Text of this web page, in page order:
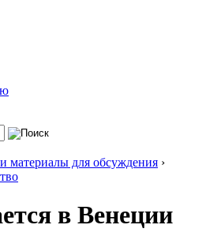
материалы для обсуждения ›
в Венеции